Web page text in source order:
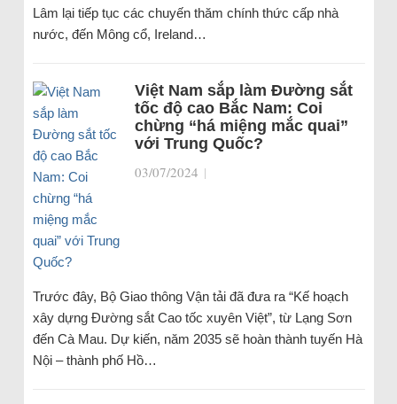
Lâm lại tiếp tục các chuyến thăm chính thức cấp nhà
nước, đến Mông cổ, Ireland…
Việt Nam sắp làm Đường sắt
tốc độ cao Bắc Nam: Coi
chừng “há miệng mắc quai”
với Trung Quốc?
03/07/2024 |
Trước đây, Bộ Giao thông Vận tải đã đưa ra “Kế hoạch
xây dựng Đường sắt Cao tốc xuyên Việt”, từ Lạng Sơn
đến Cà Mau. Dự kiến, năm 2035 sẽ hoàn thành tuyến Hà
Nội – thành phố Hồ…